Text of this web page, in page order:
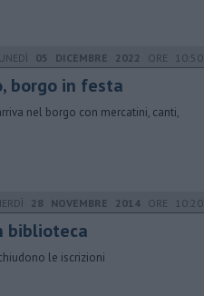
05 DICEMBRE 2022 ORE 10:50
borgo in festa
nel borgo con mercatini, canti,
28 NOVEMBRE 2014 ORE 10:20
biblioteca
le iscrizioni